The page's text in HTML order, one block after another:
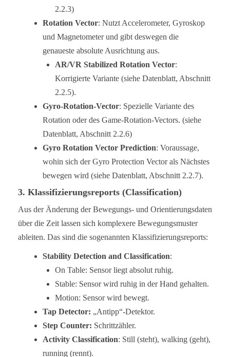
2.2.3)
Rotation Vector: Nutzt Accelerometer, Gyroskop
und Magnetometer und gibt deswegen die
genaueste absolute Ausrichtung aus.
AR/VR Stabilized Rotation Vector:
Korrigierte Variante (siehe Datenblatt, Abschnitt
2.2.5).
Gyro-Rotation-Vector: Spezielle Variante des
Rotation oder des Game-Rotation-Vectors. (siehe
Datenblatt, Abschnitt 2.2.6)
Gyro Rotation Vector Prediction: Voraussage,
wohin sich der Gyro Protection Vector als Nächstes
bewegen wird (siehe Datenblatt, Abschnitt 2.2.7).
3. Klassifizierungsreports (Classification)
Aus der Änderung der Bewegungs- und Orientierungsdaten
über die Zeit lassen sich komplexere Bewegungsmuster
ableiten. Das sind die sogenannten Klassifizierungsreports:
Stability Detection and Classification:
On Table: Sensor liegt absolut ruhig.
Stable: Sensor wird ruhig in der Hand gehalten.
Motion: Sensor wird bewegt.
Tap Detector: „Antipp“-Detektor.
Step Counter: Schrittzähler.
Activity Classification: Still (steht), walking (geht),
running (rennt).